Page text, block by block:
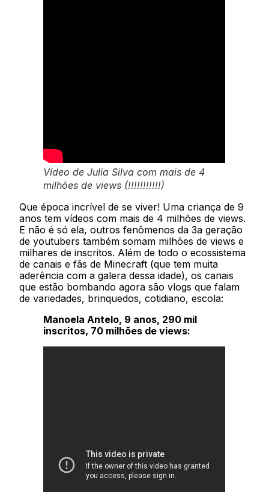
Vídeo de Julia Silva com mais de 4
milhões de views (!!!!!!!!!!!)
Que época incrível de se viver! Uma criança de 9
anos tem vídeos com mais de 4 milhões de views.
E não é só ela, outros fenômenos da 3a geração
de youtubers também somam milhões de views e
milhares de inscritos. Além de todo o ecossistema
de canais e fãs de Minecraft (que tem muita
aderência com a galera dessa idade), os canais
que estão bombando agora são vlogs que falam
de variedades, brinquedos, cotidiano, escola:
Manoela Antelo, 9 anos, 290 mil
inscritos, 70 milhões de views: